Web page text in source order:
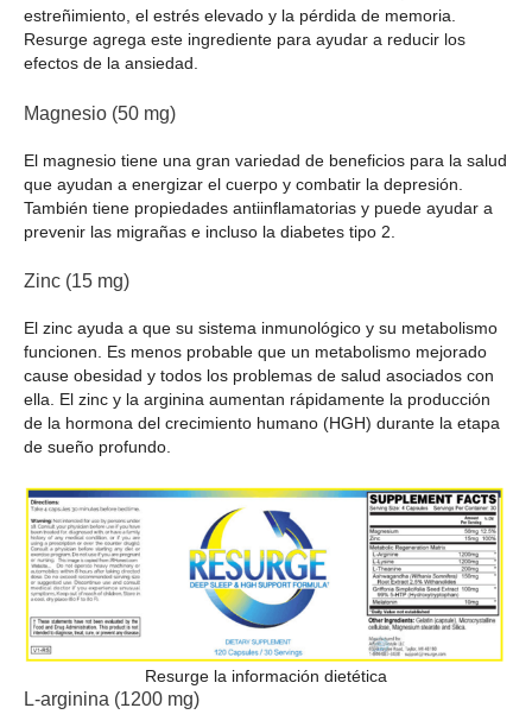
estreñimiento, el estrés elevado y la pérdida de memoria.
Resurge agrega este ingrediente para ayudar a reducir los
efectos de la ansiedad.
Magnesio (50 mg)
El magnesio tiene una gran variedad de beneficios para la salud
que ayudan a energizar el cuerpo y combatir la depresión.
También tiene propiedades antiinflamatorias y puede ayudar a
prevenir las migrañas e incluso la diabetes tipo 2.
Zinc (15 mg)
El zinc ayuda a que su sistema inmunológico y su metabolismo
funcionen. Es menos probable que un metabolismo mejorado
cause obesidad y todos los problemas de salud asociados con
ella. El zinc y la arginina aumentan rápidamente la producción
de la hormona del crecimiento humano (HGH) durante la etapa
de sueño profundo.
Resurge la información dietética
L-arginina (1200 mg)